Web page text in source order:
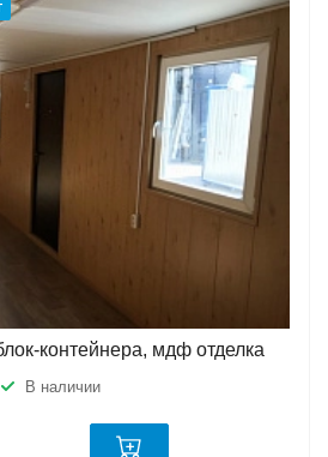
контейнера, мдф отделка
В наличии